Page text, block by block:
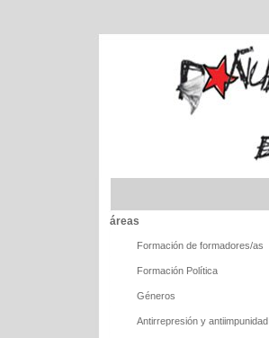
áreas
Formación de formadores/as
Formación Política
Géneros
Antirrepresión y antiimpunidad